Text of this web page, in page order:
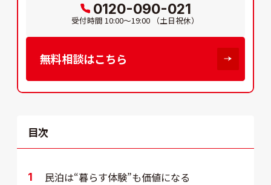
0120-090-021
受付時間 10:00～19:00 （土日祝休）
無料相談はこちら
目次
民泊は“暮らす体験”も価値になる